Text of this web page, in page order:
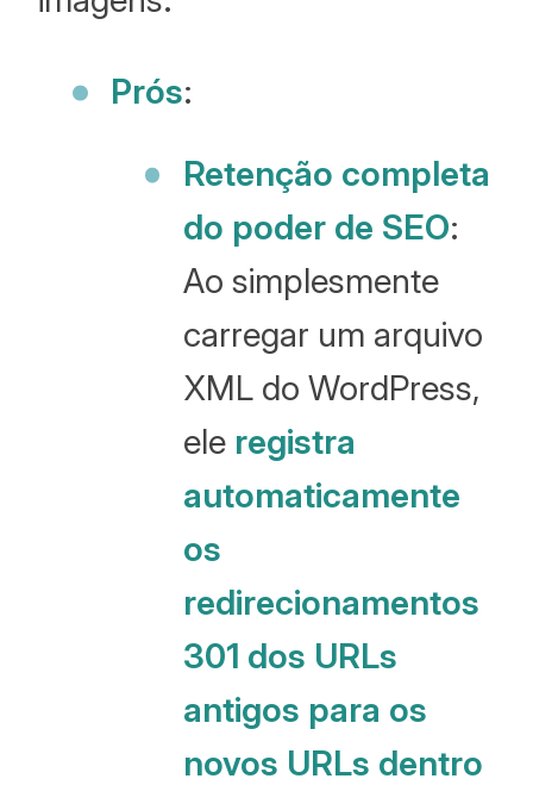
Prós:
Retenção completa
do poder de SEO:
Ao simplesmente
carregar um arquivo
XML do WordPress,
ele registra
automaticamente
os
redirecionamentos
301 dos URLs
antigos para os
novos URLs dentro